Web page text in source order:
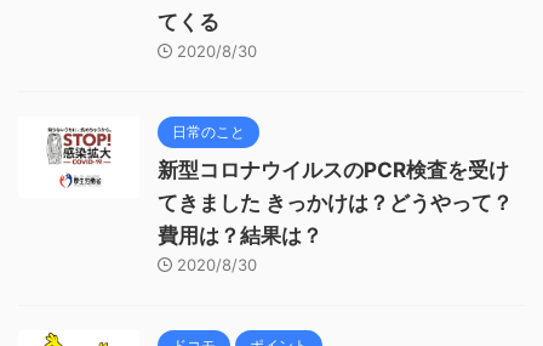
てくる
2020/8/30
日常のこと
新型コロナウイルスのPCR検査を受け
てきました きっかけは？どうやって？
費用は？結果は？
2020/8/30